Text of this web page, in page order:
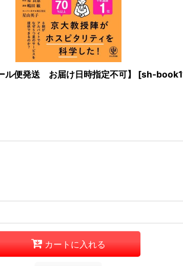
ル便発送 お届け日時指定不可】 [sh-
カートに入れる